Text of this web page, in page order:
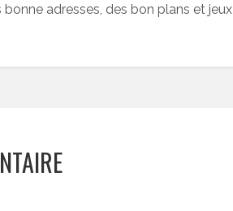
adresses, des bon plans et jeux